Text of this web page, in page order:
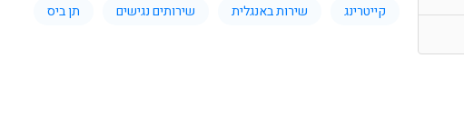
קייטרינג
שירות באנגלית שירותים נגישים תן ביס